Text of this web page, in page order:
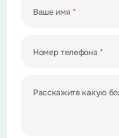
Ваше имя
Номер телефона
Расскажите какую